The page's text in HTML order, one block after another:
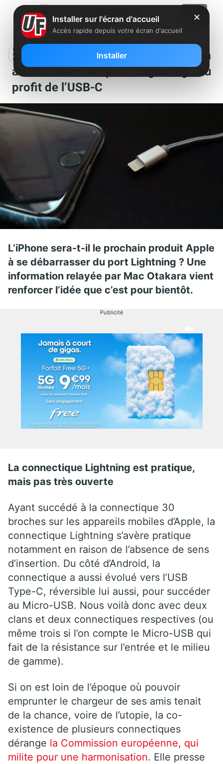
iPhone, prochain produit Apple à
abandonner le port Lightning au
profit de l’USB-C
L’iPhone sera-t-il le prochain produit Apple
à se débarrasser du port Lightning ? Une
information relayée par Mac Otakara vient
renforcer l’idée que c’est pour bientôt.
Publicité
La connectique Lightning est pratique,
mais pas très ouverte
Ayant succédé à la connectique 30
broches sur les appareils mobiles d’Apple, la
connectique Lightning s’avère pratique
notamment en raison de l’absence de sens
d’insertion. Du côté d’Android, la
connectique a aussi évolué vers l’USB
Type-C, réversible lui aussi, pour succéder
au Micro-USB. Nous voilà donc avec deux
clans et deux connectiques respectives (ou
même trois si l’on compte le Micro-USB qui
fait de la résistance sur l’entrée et le milieu
de gamme).
Si on est loin de l’époque où pouvoir
emprunter le chargeur de ses amis tenait
de la chance, voire de l’utopie, la co-
existence de plusieurs connectiques
dérange la Commission européenne, qui
milite pour une harmonisation. Elle presse
✕
Installer sur l'écran d'accueil
Accès rapide depuis votre écran d'accueil
Installer